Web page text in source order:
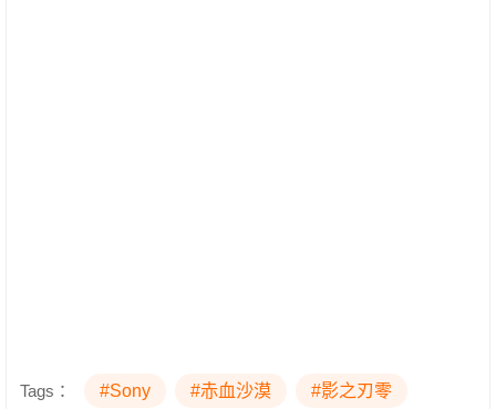
Tags： #Sony #赤血沙漠 #影之刃零